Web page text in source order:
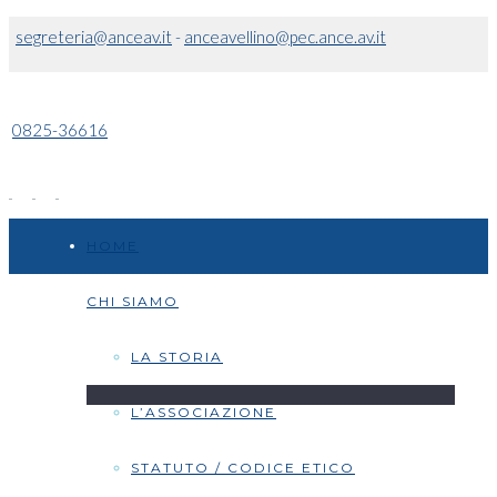
segreteria@anceav.it- anceavellino@pec.ance.av.it
0825-36616
CHI SIAMO
LA STORIA
L’ASSOCIAZIONE
STATUTO / CODICE ETICO